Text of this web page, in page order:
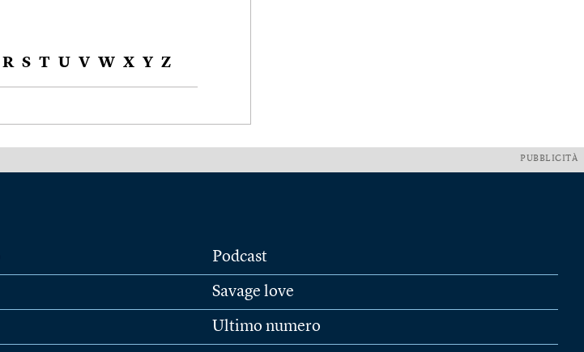
R S T U V W X Y Z
PUBBLICITÀ
Podcast
Savage love
Ultimo numero